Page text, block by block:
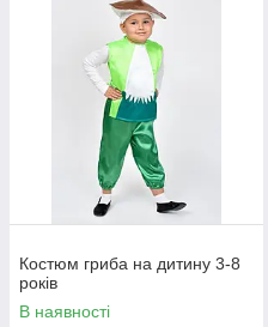
Костюм гриба на дитину 3-8
років
В наявності